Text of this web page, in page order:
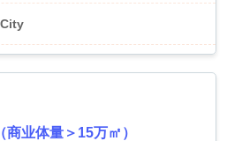
商业体量＞15万㎡）